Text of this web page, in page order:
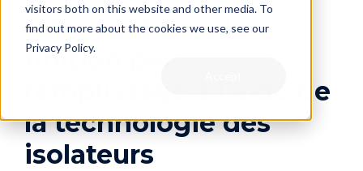
visitors both on this website and other media. To
find out more about the cookies we use, see our
Privacy Policy.
Introduction à la
finition par
remplissage à l'aide de
la technologie des
isolateurs